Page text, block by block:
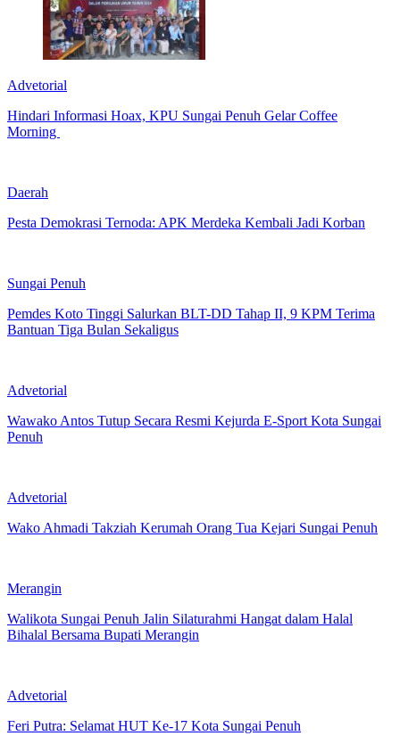
Advetorial
Hindari Informasi Hoax, KPU Sungai Penuh Gelar Coffee
Morning
Daerah
Pesta Demokrasi Ternoda: APK Merdeka Kembali Jadi Korban
Sungai Penuh
Pemdes Koto Tinggi Salurkan BLT-DD Tahap II, 9 KPM Terima
Bantuan Tiga Bulan Sekaligus
Advetorial
Wawako Antos Tutup Secara Resmi Kejurda E-Sport Kota Sungai
Penuh
Advetorial
Wako Ahmadi Takziah Kerumah Orang Tua Kejari Sungai Penuh
Merangin
Walikota Sungai Penuh Jalin Silaturahmi Hangat dalam Halal
Bihalal Bersama Bupati Merangin
Advetorial
Feri Putra: Selamat HUT Ke-17 Kota Sungai Penuh